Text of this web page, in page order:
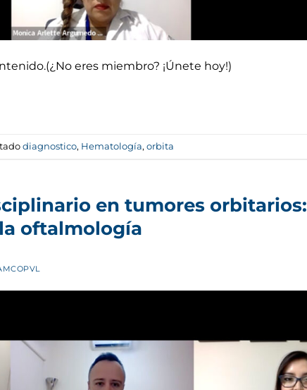
eres miembro? ¡Únete hoy!)
diagnostico, Hematología, orbita
en tumores orbitarios:
oftalmología